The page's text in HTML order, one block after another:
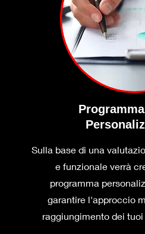
Sulla base di una
e funzionale verrà
programma
garantire l'approccio
raggiungimento dei